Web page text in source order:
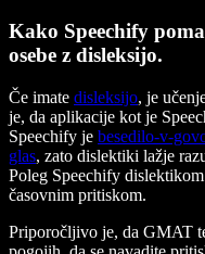
Kako Speechify
osebe z disleksijo.
Če imate disleksijo, je
je, da aplikacije kot je
Speechify je besedilo-v-
glas, zato dislektiki lažje
Poleg Speechify
časovnim pritiskom.
Priporočljivo je, da GMAT